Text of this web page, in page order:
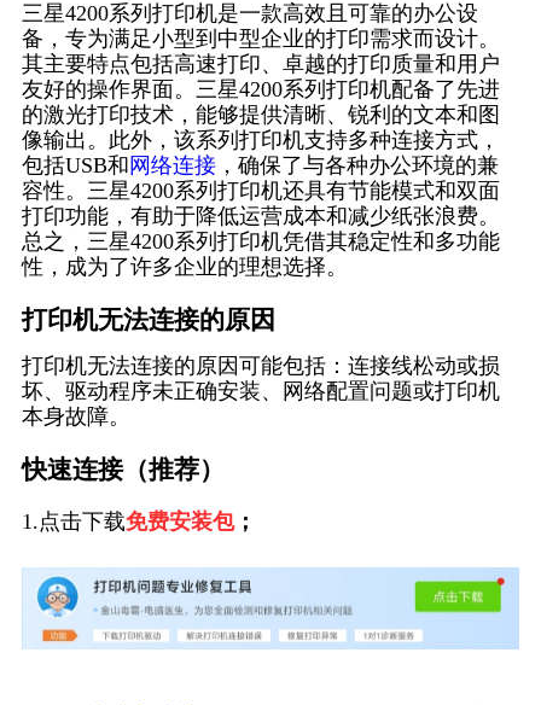
三星4200系列打印机是一款高效且可靠的办公设
备，专为满足小型到中型企业的打印需求而设计。
其主要特点包括高速打印、卓越的打印质量和用户
友好的操作界面。三星4200系列打印机配备了先进
的激光打印技术，能够提供清晰、锐利的文本和图
像输出。此外，该系列打印机支持多种连接方式，
包括USB和 网络连接，确保了与各种办公环境的兼
容性。三星4200系列打印机还具有节能模式和双面
打印功能，有助于降低运营成本和减少纸张浪费。
总之，三星4200系列打印机凭借其稳定性和多功能
性，成为了许多企业的理想选择。
打印机无法连接的原因
打印机无法连接的原因可能包括：连接线松动或损
坏、驱动程序未正确安装、网络配置问题或打印机
本身故障。
快速连接（推荐）
1.点击下载免费安装包；